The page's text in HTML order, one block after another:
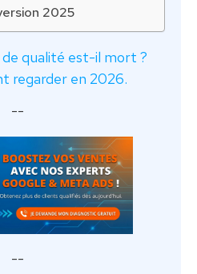
2025
de qualité est-il mort ?
regarder en 2026.
--
--